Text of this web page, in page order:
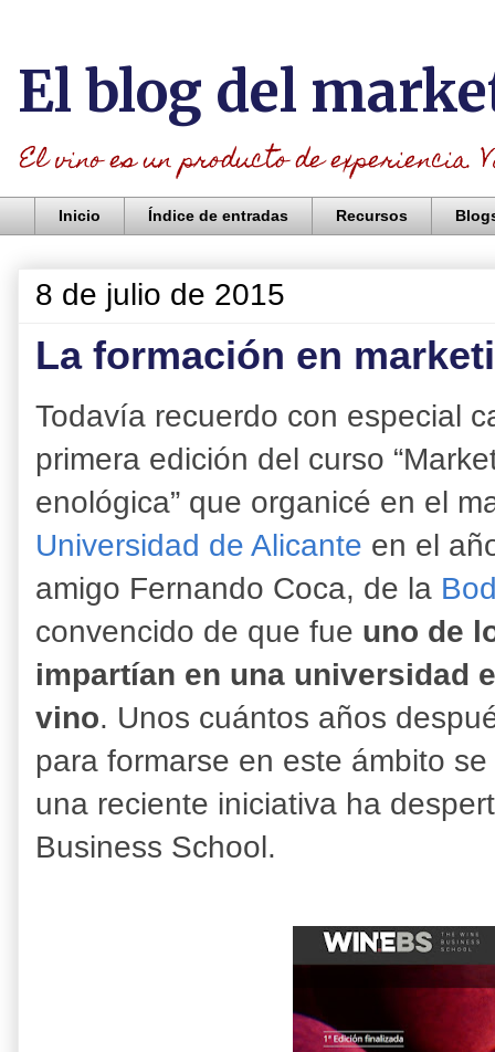
El blog del
El vino es un producto de
Inicio Índice de entradas Recursos
8 de julio de 2015
La formación en
Todavía recuerdo con especial
primera edición del curso
enológica” que organicé en el
Universidad de Alicante en el
amigo Fernando Coca, de la
convencido de que fue uno de
impartían en una universidad
vino. Unos cuántos años
para formarse en este ámbito
una reciente iniciativa ha
Business School.